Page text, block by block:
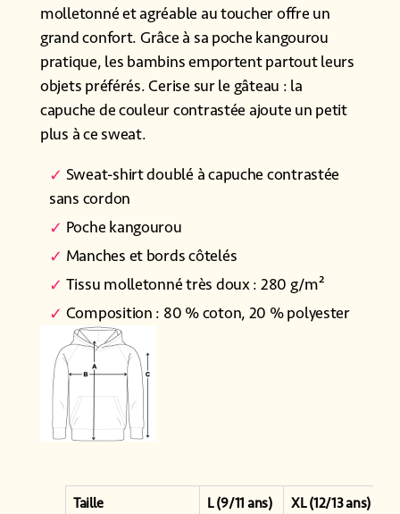
molletonné et agréable au toucher offre un
grand confort. Grâce à sa poche kangourou
pratique, les bambins emportent partout leurs
objets préférés. Cerise sur le gâteau : la
capuche de couleur contrastée ajoute un petit
plus à ce sweat.
Sweat-shirt doublé à capuche contrastée
sans cordon
Poche kangourou
Manches et bords côtelés
Tissu molletonné très doux : 280 g/m²
Composition : 80 % coton, 20 % polyester
Taille L (9/11 ans)
XL (12/13 ans)